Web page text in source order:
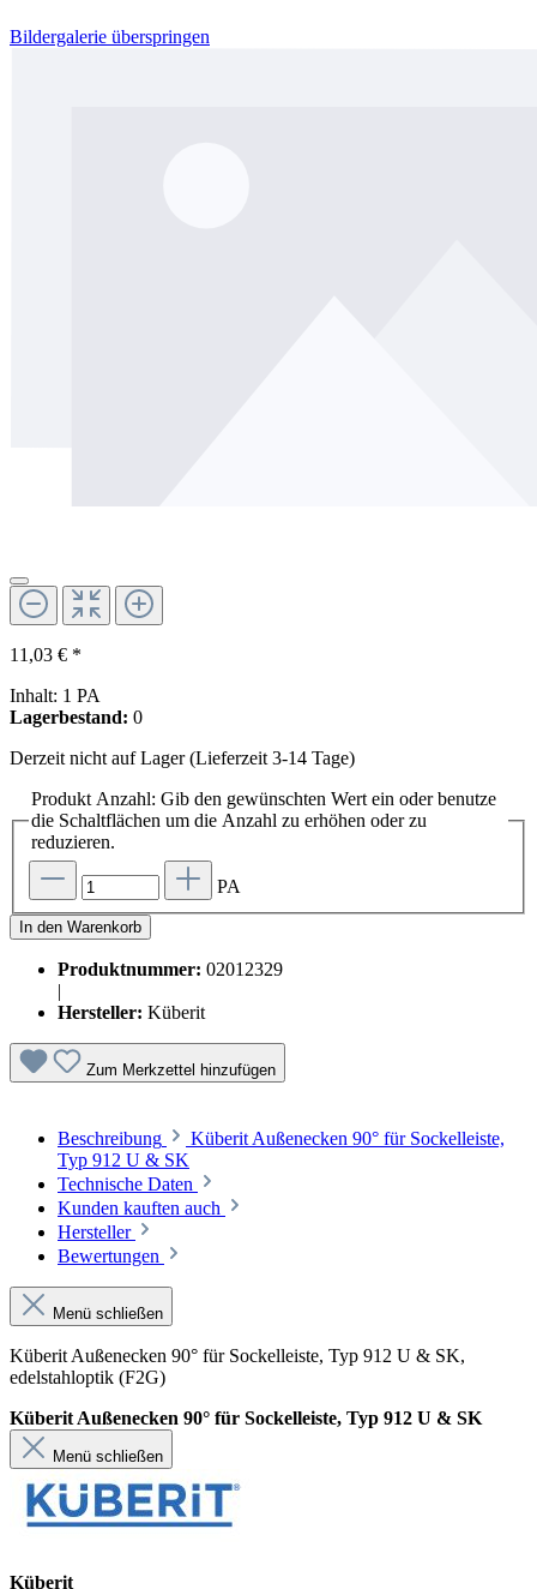
Bildergalerie überspringen
11,03 € *
Inhalt: 1 PA
Lagerbestand: 0
Derzeit nicht auf Lager (Lieferzeit 3-14 Tage)
Produkt Anzahl: Gib den gewünschten Wert ein oder benutze
die Schaltflächen um die Anzahl zu erhöhen oder zu
reduzieren.
PA
In den Warenkorb
Produktnummer: 02012329
|
Hersteller: Küberit
Zum Merkzettel hinzufügen
Beschreibung
Küberit Außenecken 90° für Sockelleiste,
Typ 912 U & SK
Technische Daten
Kunden kauften auch
Hersteller
Bewertungen
Menü schließen
Küberit Außenecken 90° für Sockelleiste, Typ 912 U & SK,
edelstahloptik (F2G)
Küberit Außenecken 90° für Sockelleiste, Typ 912 U & SK
Menü schließen
Küberit